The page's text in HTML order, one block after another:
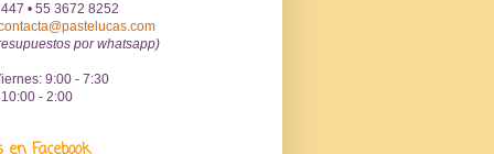
• 55 3672 8252
por whatsapp)
9:00 - 7:30
- 2:00